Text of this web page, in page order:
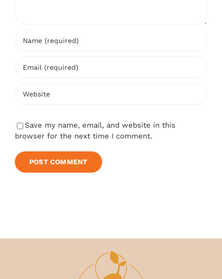
Save my name, email, and website in this
browser for the next time I comment.